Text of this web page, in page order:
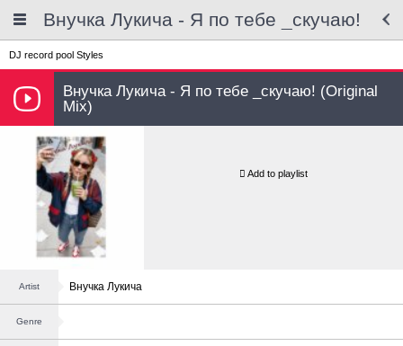
Внучка Лукича - Я по тебе _скучаю!
DJ record pool Styles
Внучка Лукича - Я по тебе _скучаю! (Original
Mix)
Add to playlist
Artist Внучка Лукича
Genre